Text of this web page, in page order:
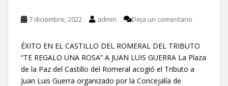
7 diciembre, 2022 admin Deja un comentario
ÉXITO EN EL CASTILLO DEL ROMERAL DEL TRIBUTO
“TE REGALO UNA ROSA” A JUAN LUIS GUERRA La Plaza
de la Paz del Castillo del Romeral acogió el Tributo a
Juan Luis Guerra organizado por la Concejalía de